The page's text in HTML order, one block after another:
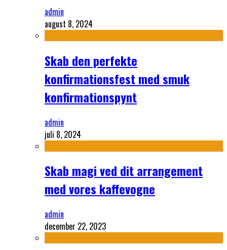
admin
august 8, 2024
Skab den perfekte
konfirmationsfest med smuk
konfirmationspynt
admin
juli 8, 2024
Skab magi ved dit arrangement
med vores kaffevogne
admin
december 22, 2023